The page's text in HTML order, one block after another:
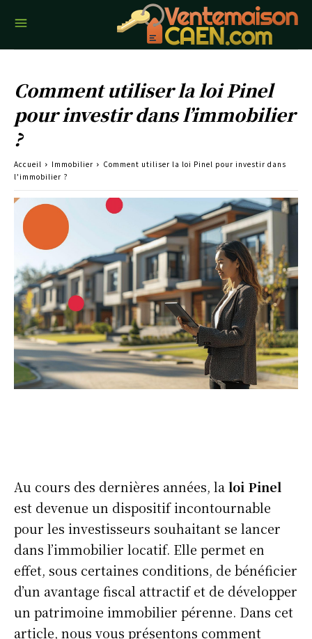
Comment utiliser la loi Pinel
pour investir dans l’immobilier
?
Accueil Immobilier
Comment utiliser la loi Pinel pour investir dans
l'immobilier ?
Au cours des dernières années, la loi Pinel
est devenue un dispositif incontournable
pour les investisseurs souhaitant se lancer
dans l’immobilier locatif. Elle permet en
effet, sous certaines conditions, de bénéficier
d’un avantage fiscal attractif et de développer
un patrimoine immobilier pérenne. Dans cet
article, nous vous présentons comment